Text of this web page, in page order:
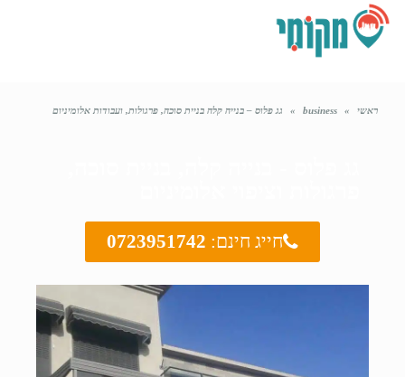
ראשי »
business
» גג פלוס – בנייה קלה בניית סוכה, פרגולות, ועבודות אלומיניום
חייג חינם: 0723951742